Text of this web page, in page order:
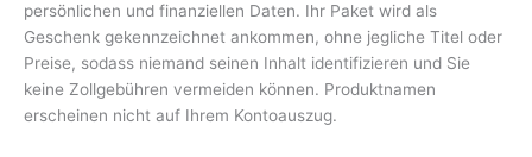
persönlichen und finanziellen Daten. Ihr Paket wird als
Geschenk gekennzeichnet ankommen, ohne jegliche Titel oder
Preise, sodass niemand seinen Inhalt identifizieren und Sie
keine Zollgebühren vermeiden können. Produktnamen
erscheinen nicht auf Ihrem Kontoauszug.